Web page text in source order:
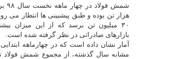
هزار تن بوده و طبق پیشبینی ها انتظار می
بازارهای صادراتی در نظر گرفته شده است.
آمار نشان داده است که در چهارماهه
مشابه سال گذشته، از مجموع شمش فولاد